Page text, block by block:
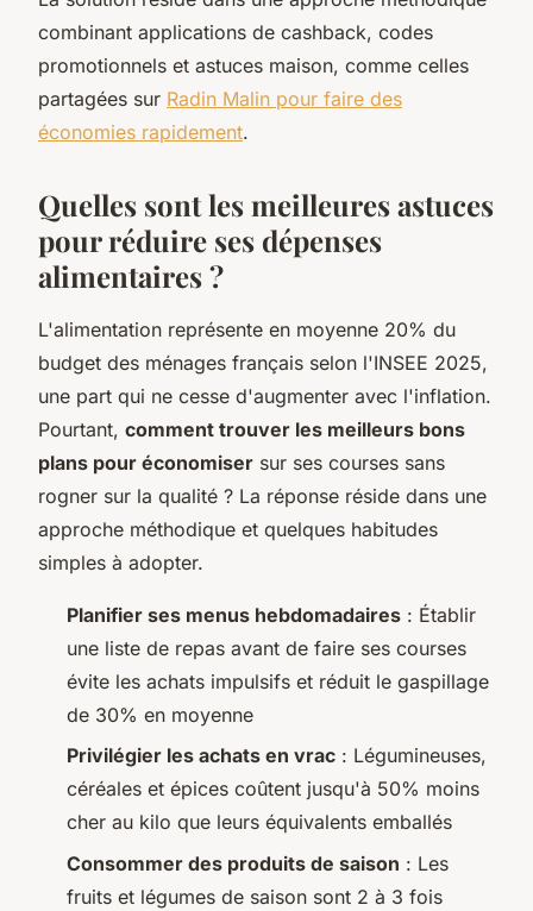
combinant applications de cashback, codes
promotionnels et astuces maison, comme celles
partagées sur Radin Malin pour faire des
économies rapidement.
Quelles sont les meilleures astuces
pour réduire ses dépenses
alimentaires ?
L'alimentation représente en moyenne 20% du
budget des ménages français selon l'INSEE 2025,
une part qui ne cesse d'augmenter avec l'inflation.
Pourtant, comment trouver les meilleurs bons
plans pour économiser sur ses courses sans
rogner sur la qualité ? La réponse réside dans une
approche méthodique et quelques habitudes
simples à adopter.
Planifier ses menus hebdomadaires : Établir
une liste de repas avant de faire ses courses
évite les achats impulsifs et réduit le gaspillage
de 30% en moyenne
Privilégier les achats en vrac : Légumineuses,
céréales et épices coûtent jusqu'à 50% moins
cher au kilo que leurs équivalents emballés
Consommer des produits de saison : Les
fruits et légumes de saison sont 2 à 3 fois